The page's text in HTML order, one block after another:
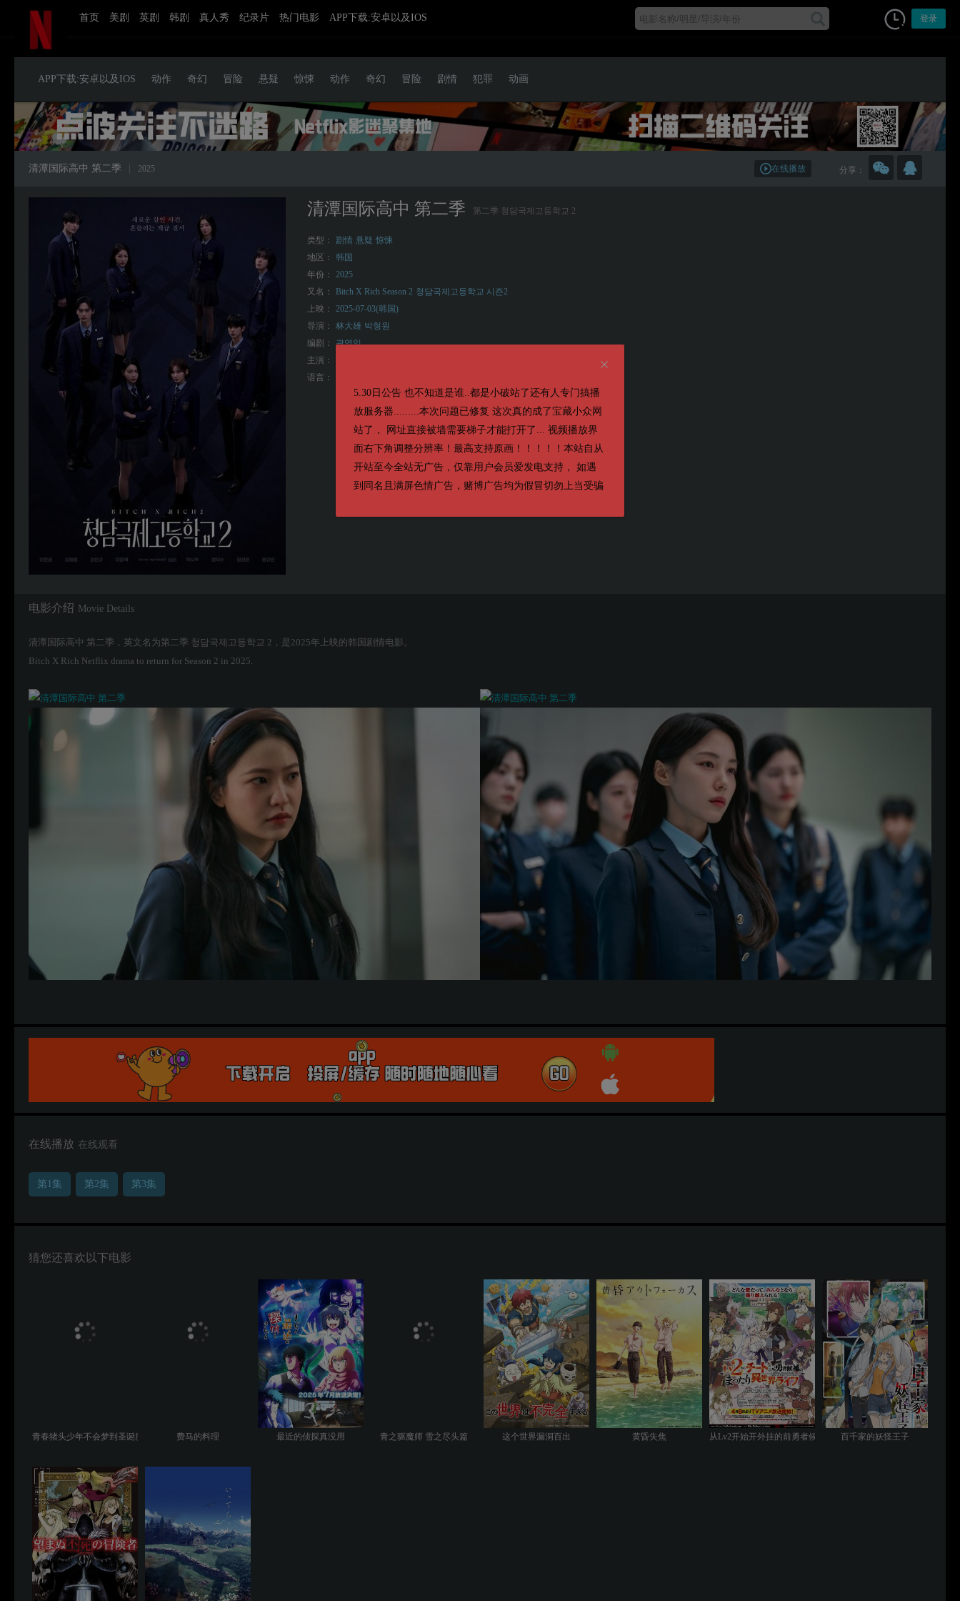
首页 美剧 英剧 韩剧 真人秀 纪录片 热门电影 APP下载:安卓以及IOS 登录
5.30日公告 也不知道是谁..都是小破站了还有人专门搞播
放服务器.........本次问题已修复 这次真的成了宝藏小众网
站了， 网址直接被墙需要梯子才能打开了... 视频播放界
面右下角调整分辨率！最高支持原画！！！！！本站自从
开站至今全站无广告，仅靠用户会员爱发电支持， 如遇
到同名且满屏色情广告，赌博广告均为假冒切勿上当受骗
APP下载:安卓以及IOS 动作 奇幻 冒险 悬疑 惊悚 动作 奇幻 冒险 剧情 犯罪 动画
清潭国际高中 第二季 2025 分享：
在线播放
清潭国际高中 第二季 第二季 청담국제고등학교 2
类型： 剧情 悬疑 惊悚
地区：
韩国
年份：
2025
又名：
Bitch X Rich Season 2 청담국제고등학교 시즌2
上映：
2025-07-03(韩国)
导演：
林大雄 박형원
编剧：
곽영임
主演：
语言：
电影介绍 Movie Details
清潭国际高中 第二季，英文名为第二季 청담국제고등학교 2，是2025年上映的韩国剧情电影。
Bitch X Rich Netflix drama to return for Season 2 in 2025.
在线播放 在线观看
第1集 第2集 第3集
猜您还喜欢以下电影
青春猪头少年不会梦到圣诞服女郎 费马的料理 最近的侦探真没用 青之驱魔师 雪之尽头篇 这个世界漏洞百出 黄昏失焦 从Lv2开始开外挂的前勇者候补过着悠哉异世界生活
百千家的妖怪王子